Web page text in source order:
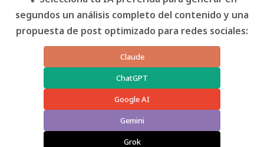
segundos un análisis completo del contenido y una
propuesta de post optimizado para redes sociales:
Claude
ChatGPT
Google AI
Gemini
Grok